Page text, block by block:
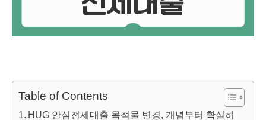
Table of Contents
HUG 안심전세대출 목적물 변경, 개념부터 확실히